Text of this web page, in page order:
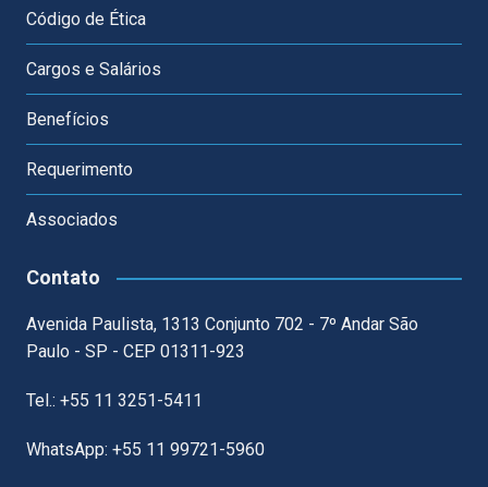
Código de Ética
Cargos e Salários
Benefícios
Requerimento
Associados
Contato
Avenida Paulista, 1313 Conjunto 702 - 7º Andar São
Paulo - SP - CEP 01311-923
Tel.: +55 11 3251-5411
WhatsApp: +55 11 99721-5960